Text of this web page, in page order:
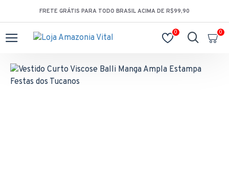
FRETE GRÁTIS PARA TODO BRASIL ACIMA DE R$99,90
0 0